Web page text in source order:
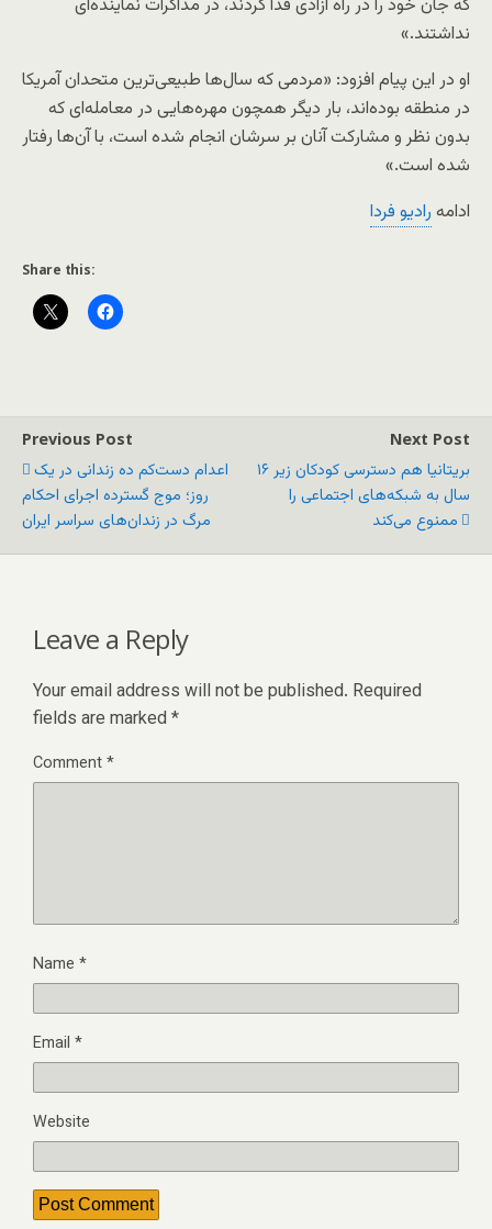
که جان خود را در راه آزادی فدا کردند، در مذاکرات نماینده‌ای
نداشتند.»
او در این پیام افزود: «مردمی که سال‌ها طبیعی‌ترین متحدان آمریکا
در منطقه بوده‌اند، بار دیگر همچون مهره‌هایی در معامله‌ای که
بدون نظر و مشارکت آنان بر سرشان انجام شده است، با آن‌ها رفتار
شده است.»
ادامه رادیو فردا
Share this:
Previous Post
اعدام دست‌کم ده زندانی در یک
روز؛ موج گسترده اجرای احکام
مرگ در زندان‌های سراسر ایران
Next Post
بریتانیا هم دسترسی کودکان زیر ۱۶
سال به شبکه‌های اجتماعی را
ممنوع می‌کند
Leave a Reply
Your email address will not be published. Required
fields are marked *
Comment*
Name *
Email *
Website